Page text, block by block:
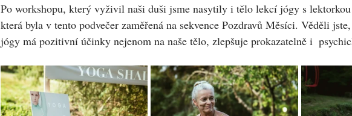
Po workshopu, který vyživil naši duši jsme nasytily i tělo lekcí jógy s lektorkou
která byla v tento podvečer zaměřená na sekvence Pozdravů Měsíci. Věděli
jógy má pozitivní účinky nejenom na naše tělo, zlepšuje prokazatelně i